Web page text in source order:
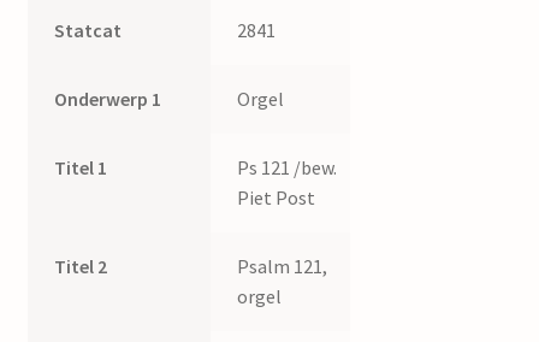
Statcat 2841
Onderwerp 1 Orgel
Titel 1
Ps 121 /bew.
Piet Post
Titel 2
Psalm 121,
orgel